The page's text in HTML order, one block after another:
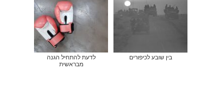
בין שובע לכיפורים
לדעת להתחיל הגנה
מבראשית